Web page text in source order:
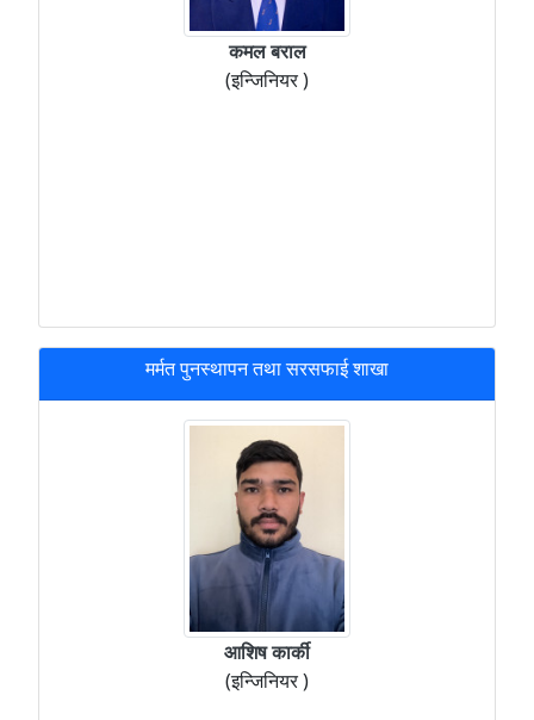
कमल बराल
(इन्जिनियर )
मर्मत पुनस्थापन तथा सरसफाई शाखा
आशिष कार्की
(इन्जिनियर )